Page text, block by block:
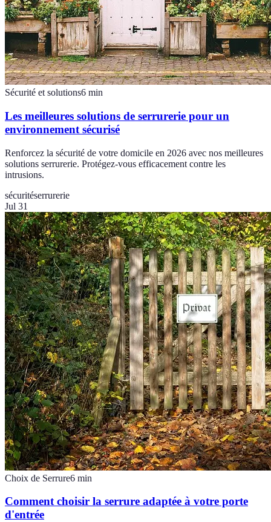
Sécurité et solutions6 min
Les meilleures solutions de serrurerie pour un
environnement sécurisé
Renforcez la sécurité de votre domicile en 2026 avec nos meilleures
solutions serrurerie. Protégez-vous efficacement contre les
intrusions.
sécuritéserrurerie
Jul 31
Choix de Serrure6 min
Comment choisir la serrure adaptée à votre porte
d'entrée